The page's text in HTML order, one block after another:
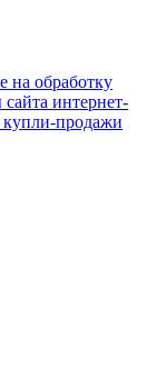
на обработку
интернет-
купли-продажи